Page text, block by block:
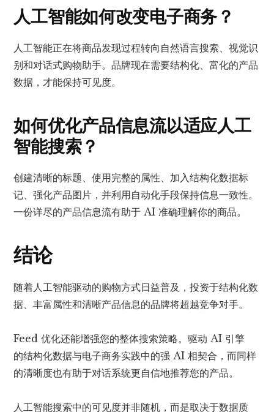
人工智能如何改变电子商务？
人工智能正在将商品发现过程转向自然语言搜索、视觉识
别和对话式购物助手。品牌现在需要结构化、富化的产品
数据，才能保持可见度。
如何优化产品信息流以适应人工
智能搜索？
创建清晰的标题、使用完整的属性、加入结构化数据标
记、强化产品图片，并利用自动化手段保持信息一致性。
一份详尽的产品信息流有助于 AI 准确理解你的商品。
结论
随着人工智能驱动的购物方式日益普及，投资于结构化数
据、丰富属性和清晰产品信息的品牌将超越竞争对手。
Feed 优化还能增强您的整体搜索策略。驱动 AI 引擎
的结构化数据与电子商务实践中的强 AI 相契合，而同样
的清晰度也有助于对话系统更自信地推荐您的产品。
人工智能搜索中的可见度并非随机，而是取决于数据质